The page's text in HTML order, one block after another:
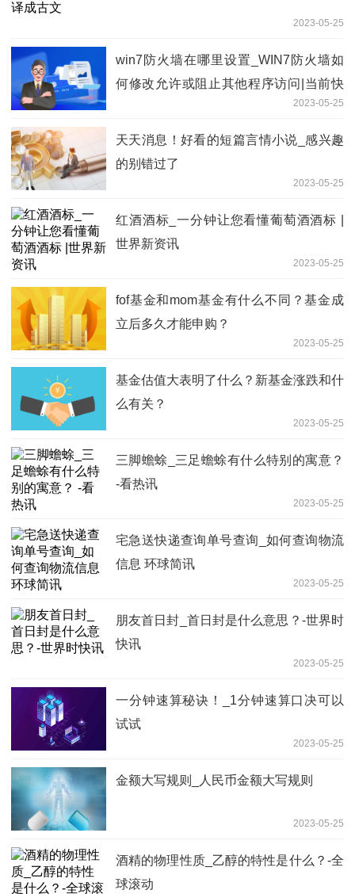
2023-05-25
win7防火墙在哪里设置_WIN7防火墙如
何修改允许或阻止其他程序访问|当前快
2023-05-25
天天消息！好看的短篇言情小说_感兴趣
的别错过了
2023-05-25
红酒酒标_一分钟让您看懂葡萄酒酒标 |
世界新资讯
2023-05-25
fof基金和mom基金有什么不同？基金成
立后多久才能申购？
2023-05-25
基金估值大表明了什么？新基金涨跌和什
么有关？
2023-05-25
三脚蟾蜍_三足蟾蜍有什么特别的寓意？
-看热讯
2023-05-25
宅急送快递查询单号查询_如何查询物流
信息 环球简讯
2023-05-25
朋友首日封_首日封是什么意思？-世界时
快讯
2023-05-25
一分钟速算秘诀！_1分钟速算口决可以
试试
2023-05-25
金额大写规则_人民币金额大写规则
2023-05-25
酒精的物理性质_乙醇的特性是什么？-全
球滚动